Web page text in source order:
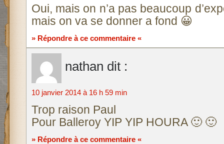
Oui, mais on n’a pas beaucoup
mais on va se donner a fond 😀
» Répondre à ce commentaire «
nathan dit :
10 janvier 2014 à 16 h 59 min
Trop raison Paul
Pour Balleroy YIP YIP HOURA 🙂 🙂
» Répondre à ce commentaire «